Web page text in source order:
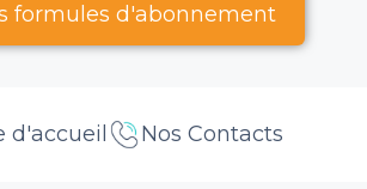
formules d'abonnement
d'accueil Nos Contacts